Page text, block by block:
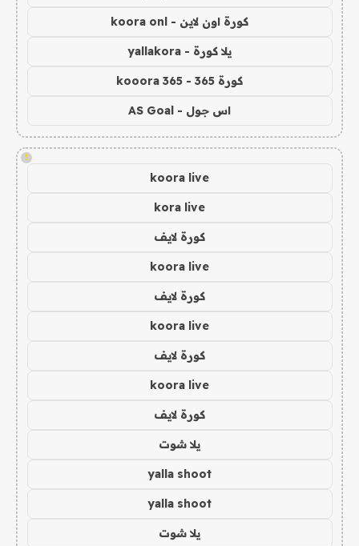
كورة اون لاين - koora onl
يلا كورة - yallakora
كورة 365 - kooora 365
اس جول - AS Goal
!
koora live
kora live
كورة لايف
koora live
كورة لايف
koora live
كورة لايف
koora live
كورة لايف
يلا شوت
yalla shoot
yalla shoot
يلا شوت